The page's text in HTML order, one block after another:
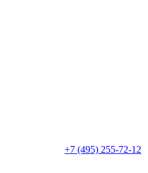
+7 (495) 255-72-12